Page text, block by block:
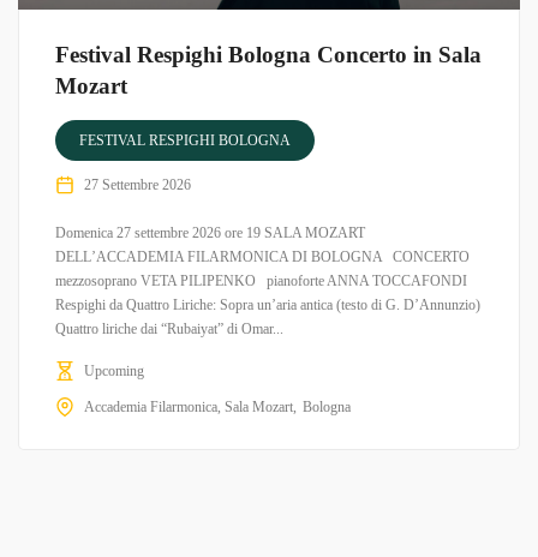
Festival Respighi Bologna Concerto in Sala
Mozart
FESTIVAL RESPIGHI BOLOGNA
27 Settembre 2026
Domenica 27 settembre 2026 ore 19 SALA MOZART
DELL’ACCADEMIA FILARMONICA DI BOLOGNA CONCERTO
mezzosoprano VETA PILIPENKO pianoforte ANNA TOCCAFONDI
Respighi da Quattro Liriche: Sopra un’aria antica (testo di G. D’Annunzio)
Quattro liriche dai “Rubaiyat” di Omar...
Upcoming
Accademia Filarmonica, Sala Mozart Bologna